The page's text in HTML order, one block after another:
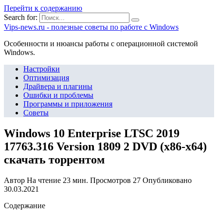
Перейти к содержанию
Search for:
Vips-news.ru - полезные советы по работе с Windows
Особенности и нюансы работы с операционной системой
Windows.
Настройки
Оптимизация
Драйвера и плагины
Ошибки и проблемы
Программы и приложения
Советы
Windows 10 Enterprise LTSC 2019
17763.316 Version 1809 2 DVD (x86-x64)
скачать торрентом
Автор На чтение 23 мин. Просмотров 27 Опубликовано
30.03.2021
Содержание